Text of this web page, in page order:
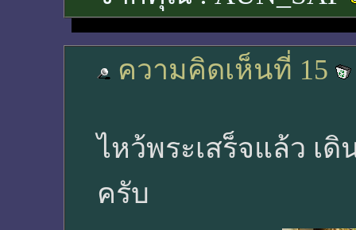
ความคิดเห็นที่ 15
ไหว้พระเสร็จแล้ว เ
ครับ